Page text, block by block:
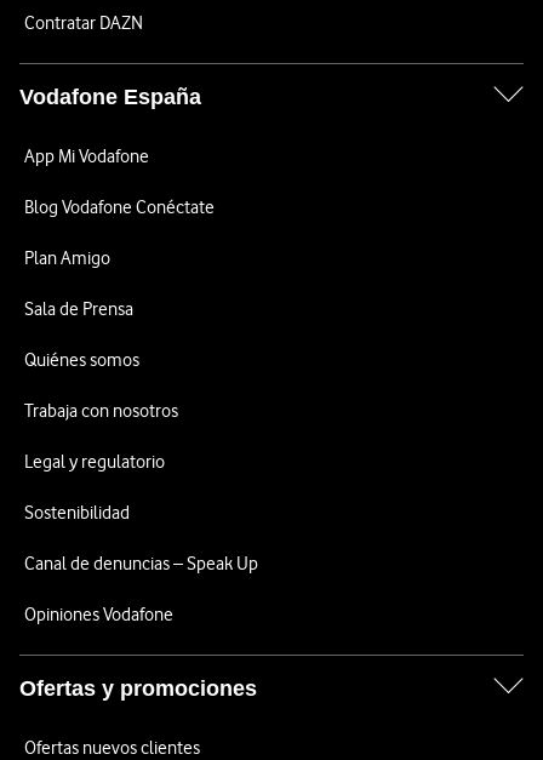
Contratar DAZN
Vodafone España
App Mi Vodafone
Blog Vodafone Conéctate
Plan Amigo
Sala de Prensa
Quiénes somos
Trabaja con nosotros
Legal y regulatorio
Sostenibilidad
Canal de denuncias – Speak Up
Opiniones Vodafone
Ofertas y promociones
Ofertas nuevos clientes